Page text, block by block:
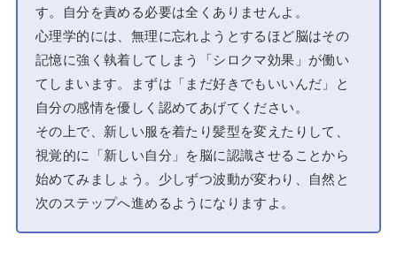
す。自分を責める必要は全くありませんよ。
心理学的には、無理に忘れようとするほど脳はその
記憶に強く執着してしまう「シロクマ効果」が働い
てしまいます。まずは「まだ好きでもいいんだ」と
自分の感情を優しく認めてあげてください。
その上で、新しい服を着たり髪型を変えたりして、
視覚的に「新しい自分」を脳に認識させることから
始めてみましょう。少しずつ波動が変わり、自然と
次のステップへ進めるようになりますよ。